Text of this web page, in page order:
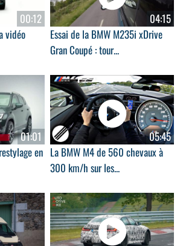
00:12
vidéo
04:15
Essai de la BMW M235i xDrive
Gran Coupé : tour...
01:01
en
05:45
La BMW M4 de 560 chevaux à
300 km/h sur les...